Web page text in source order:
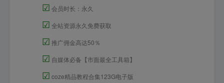
☑ 会员时长：永久
☑ 全站资源永久免费获取
☑ 推广佣金高达50％
☑ 自媒体必备【市面最全工具箱】
☑ coze精品教程合集123G电子版